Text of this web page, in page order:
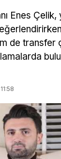
Enes Çelik,
de transfer